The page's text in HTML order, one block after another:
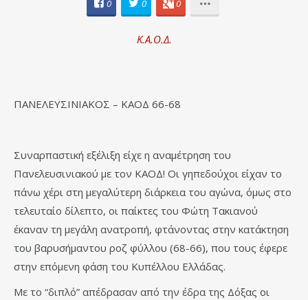
0 0 0
Κ.Α.Ο.Δ.
ΠΑΝΕΛΕΥΣΙΝΙΑΚΟΣ – ΚΑΟΔ 66-68
Συναρπαστική εξέλιξη είχε η αναμέτρηση του
Πανελευσινιακού με τον ΚΑΟΔ! Οι γηπεδούχοι είχαν το
πάνω χέρι στη μεγαλύτερη διάρκεια του αγώνα, όμως στο
τελευταίο δίλεπτο, οι παίκτες του Φώτη Τακιανού
έκαναν τη μεγάλη ανατροπή, φτάνοντας στην κατάκτηση
του βαρυσήμαντου ροζ φύλλου (68-66), που τους έφερε
στην επόμενη φάση του Κυπέλλου Ελλάδας.
Με το “διπλό” απέδρασαν από την έδρα της Δόξας οι